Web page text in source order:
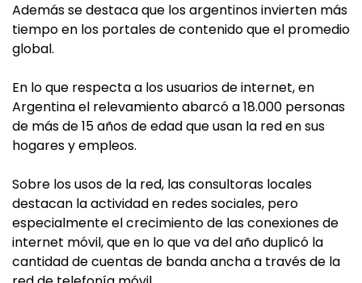
Además se destaca que los argentinos invierten más
tiempo en los portales de contenido que el promedio
global.
En lo que respecta a los usuarios de internet, en
Argentina el relevamiento abarcó a 18.000 personas
de más de 15 años de edad que usan la red en sus
hogares y empleos.
Sobre los usos de la red, las consultoras locales
destacan la actividad en redes sociales, pero
especialmente el crecimiento de las conexiones de
internet móvil, que en lo que va del año duplicó la
cantidad de cuentas de banda ancha a través de la